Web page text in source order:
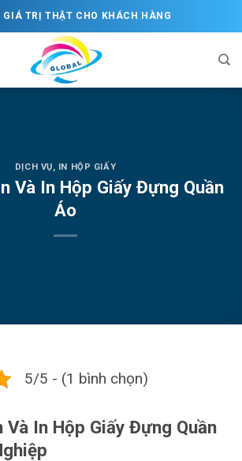
GIÁ TRỊ THẬT CHO KHÁCH HÀNG
DỊCH VỤ, IN HỘP GIẤY
Và In Hộp Giấy Đựng Quần
Áo
5/5 - (1 bình chọn)
Và In Hộp Giấy Đựng Quần